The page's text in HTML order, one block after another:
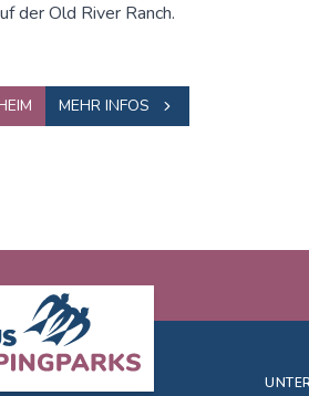
der Old River Ranch.
MEHR INFOS